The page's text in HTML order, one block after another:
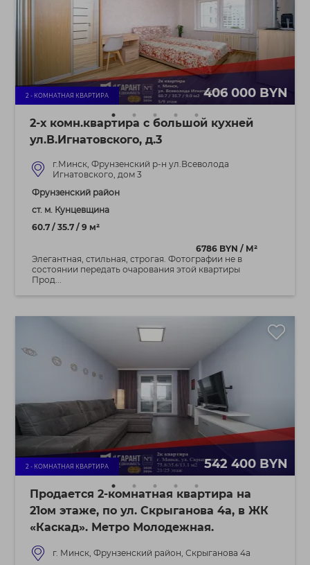
2 - КОМНАТНАЯ КВАРТИРА 406 000 BYN
2-х комн.квартира с большой кухней
ул.В.Игнатовского, д.3
г.Минск, Фрунзенский р-н ул.Всеволода
Игнатовского, дом 3
Фрунзенский район
ст. м. Кунцевщина
60.7 / 35.7 / 9 м²
6786 BYN / М²
Элегантная, стильная, строгая. Фотографии не в
состоянии передать очарования этой квартиры
Прод...
2 - КОМНАТНАЯ КВАРТИРА 542 400 BYN
Продается 2-комнатная квартира на
21ом этаже, по ул. Скрыганова 4а, в ЖК
«Каскад». Метро Молодежная.
г. Минск, Фрунзенский район, Скрыганова 4а